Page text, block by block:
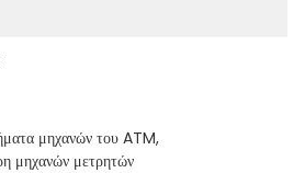
μηχανών του ATM,
μηχανών μετρητών